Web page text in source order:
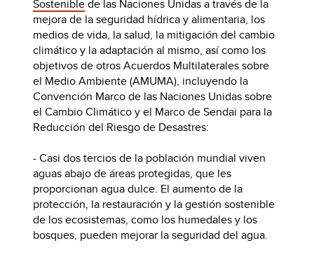
Sosteniblede las Naciones Unidas a través de la
mejora de la seguridad hídrica y alimentaria, los
medios de vida, la salud, la mitigación del cambio
climático y la adaptación al mismo, así como los
objetivos de otros Acuerdos Multilaterales sobre
el Medio Ambiente (AMUMA), incluyendo la
Convención Marco de las Naciones Unidas sobre
el Cambio Climático y el Marco de Sendai para la
Reducción del Riesgo de Desastres:
- Casi dos tercios de la población mundial viven
aguas abajo de áreas protegidas, que les
proporcionan agua dulce. El aumento de la
protección, la restauración y la gestión sostenible
de los ecosistemas, como los humedales y los
bosques, pueden mejorar la seguridad del agua.